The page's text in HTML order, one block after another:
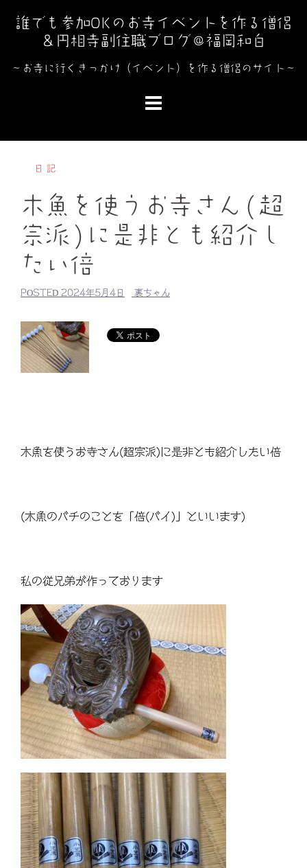
キ
誰でも参加OKのお寺イベントを作る僧侶
＆円相寺副住職ブログ＠福岡和白
～お寺に行くきっかけ（イベント）を作る僧侶のサイト～
日記
木魚を使うお寺さん(超
宗派)に是非とも紹介し
たい倍
POSTED 2024年5月4日 裏ちゃん
木魚を使うお寺さん(超宗派)に是非とも紹介したい倍
(木魚のバチのことを「倍(バイ)」といいます)
私の従兄弟が作っております